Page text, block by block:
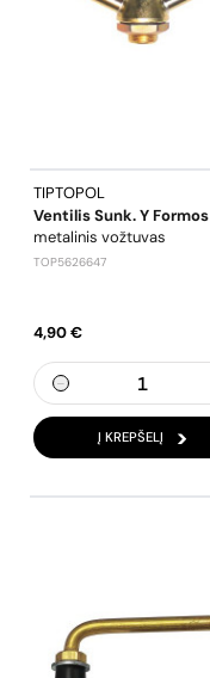
TIPTOPOL
Ventilis Sunk. Y Formos
metalinis vožtuvas
TOP5626647
4,90 €
Į KREPŠELĮ